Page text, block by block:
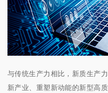
与传统生产力相比，新质生产
新产业、重塑新动能的新型高